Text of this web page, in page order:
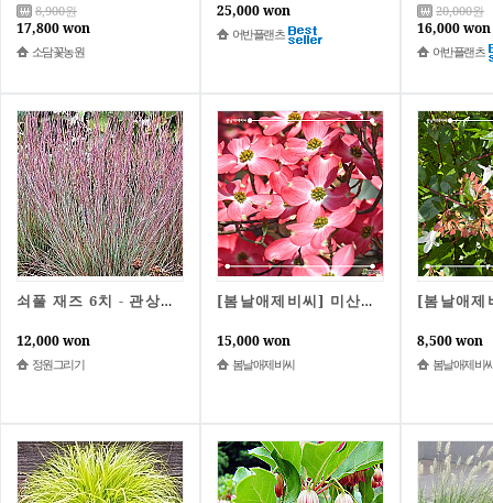
8,900원
17,800 won
소담꽃농원
25,000 won
어반플랜츠
20,000원
16,000 won
어반플랜츠
쇠풀 재즈 6치 - 관상그라스 그라스추천 조경 자연주의 유럽정원 묘목 정원그리기
12,000 won
정원그리기
[봄날애제비씨] 미산딸나무 체로키치프 붉은 산딸 개화주 접목1년 포트묘
15,000 won
봄날애제비씨
8,500 won
봄날애제비